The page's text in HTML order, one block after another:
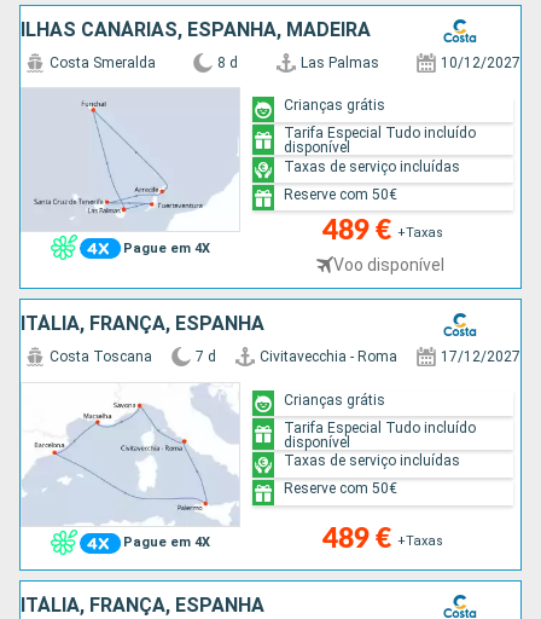
ILHAS CANÁRIAS, ESPANHA, MADEIRA
Pague em 4X
Costa Smeralda 8 d Las Palmas 10/12/2027
489 € +Taxas
Voo disponível
Crianças grátis
Tarifa Especial Tudo incluído
disponível
Taxas de serviço incluídas
Reserve com 50€
ITÁLIA, FRANÇA, ESPANHA
Pague em 4X
Costa Toscana 7 d Civitavecchia - Roma 17/12/2027
489 € +Taxas
Crianças grátis
Tarifa Especial Tudo incluído
disponível
Taxas de serviço incluídas
Reserve com 50€
ITÁLIA, FRANÇA, ESPANHA